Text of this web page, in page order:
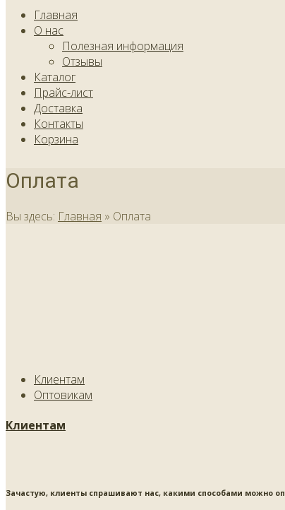
Главная
О нас
Полезная информация
Отзывы
Каталог
Прайс-лист
Доставка
Контакты
Корзина
Оплата
Вы здесь: Главная » Оплата
Клиентам
Оптовикам
Клиентам
Зачастую, клиенты спрашивают нас, какими способами можно